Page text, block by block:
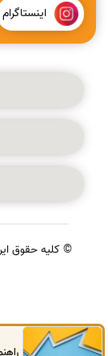
اینستاگرام
© کلیه حقوق